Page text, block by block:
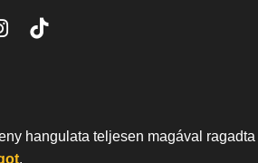
hangulata teljesen magával ragadta
.